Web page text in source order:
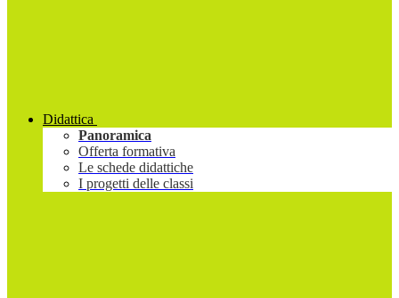
Didattica
Panoramica
Offerta formativa
Le schede didattiche
I progetti delle classi